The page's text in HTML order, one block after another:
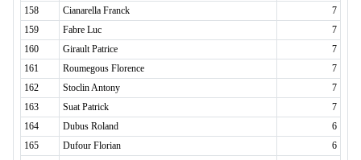
158
Cianarella Franck
7
159
Fabre Luc
7
160
Girault Patrice
7
161
Roumegous Florence
7
162
Stoclin Antony
7
163
Suat Patrick
7
164
Dubus Roland
6
165
Dufour Florian
6